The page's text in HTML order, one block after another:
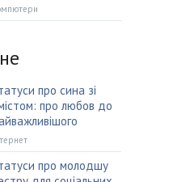
про сина зі
про любов до
про молодшу